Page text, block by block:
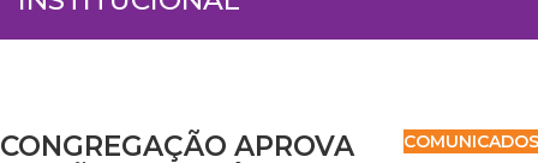
CONGREGAÇÃO APROVA
COMUNICADOS